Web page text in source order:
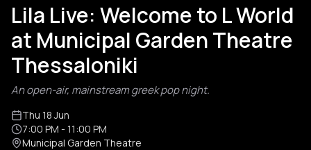
Lila Live: Welcome to L World
at Municipal Garden Theatre
Thessaloniki
An open-air, mainstream greek pop night.
Thu 18 Jun
7:00 PM - 11:00 PM
Municipal Garden Theatre